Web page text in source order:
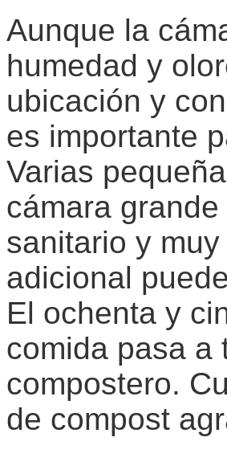
Aunque la
humedad y
ubicación y
es importante
Varias
cámara
sanitario y
adicional
El ochenta y
comida pasa a
compostero.
de compost